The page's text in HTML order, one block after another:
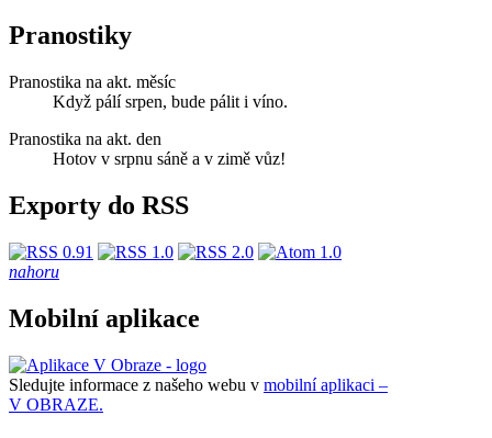
Pranostiky
Pranostika na akt. měsíc
Když pálí srpen, bude pálit i víno.
Pranostika na akt. den
Hotov v srpnu sáně a v zimě vůz!
Exporty do RSS
nahoru
Mobilní aplikace
Sledujte informace z našeho webu v mobilní aplikaci –
V OBRAZE.